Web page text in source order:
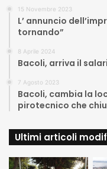
15 Novembre 2023
L’ annuncio
tornando”
8 Aprile 2024
Bacoli, arriva il
7 Agosto 2023
Bacoli, cambia la
pirotecnico che
Ultimi articoli